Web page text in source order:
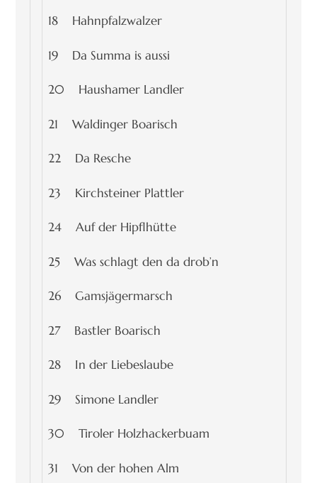
18 Hahnpfalzwalzer
19 Da Summa is aussi
20 Haushamer Landler
21 Waldinger Boarisch
22 Da Resche
23 Kirchsteiner Plattler
24 Auf der Hipflhütte
25 Was schlagt den da drob’n
26 Gamsjägermarsch
27 Bastler Boarisch
28 In der Liebeslaube
29 Simone Landler
30 Tiroler Holzhackerbuam
31 Von der hohen Alm